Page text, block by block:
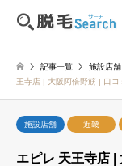
記事一覧 施設店舗
王寺店 | 大阪阿倍野筋 | 口コ
施設店舗 近畿
エピレ 天王寺店 |